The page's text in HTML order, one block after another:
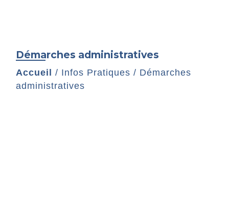
Démarches administratives
Accueil / Infos Pratiques / Démarches
administratives